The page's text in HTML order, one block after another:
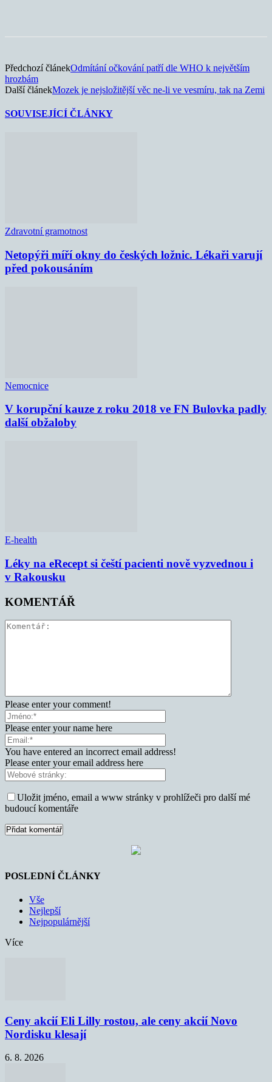
Předchozí článekOdmítání očkování patří dle WHO k největším
hrozbám
Další článekMozek je nejsložitější věc ne-li ve vesmíru, tak na Zemi
SOUVISEJÍCÍ ČLÁNKY
Zdravotní gramotnost
Netopýři míří okny do českých ložnic. Lékaři varují
před pokousáním
Nemocnice
V korupční kauze z roku 2018 ve FN Bulovka padly
další obžaloby
E-health
Léky na eRecept si čeští pacienti nově vyzvednou i
v Rakousku
KOMENTÁŘ
Please enter your comment!
Please enter your name here
You have entered an incorrect email address!
Please enter your email address here
Uložit jméno, email a www stránky v prohlížeči pro další mé
budoucí komentáře
POSLEDNÍ ČLÁNKY
Vše
Nejlepší
Nejpopulárnější
Více
Ceny akcií Eli Lilly rostou, ale ceny akcií Novo
Nordisku klesají
6. 8. 2026